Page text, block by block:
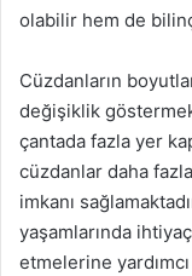
olabilir hem de
Cüzdanların
değişiklik
çantada fazla yer
cüzdanlar daha
imkanı
yaşamlarında
etmelerine